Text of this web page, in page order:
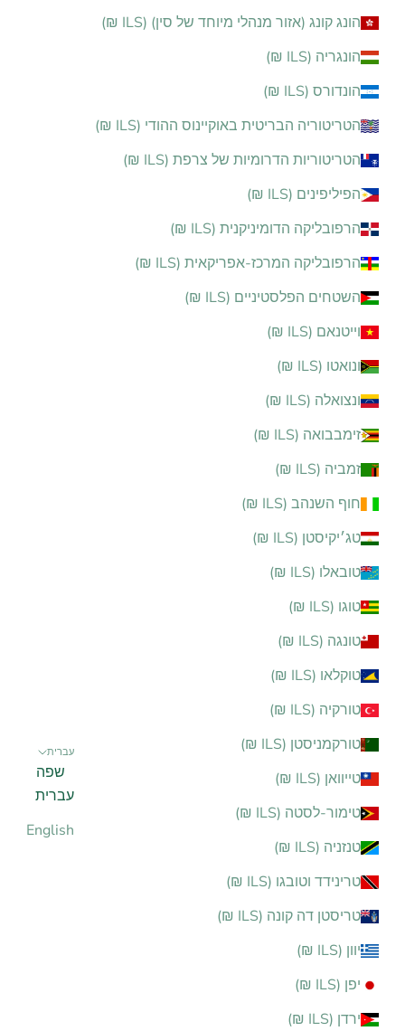
הונג קונג (אזור מנהלי מיוחד של סין) (ILS ₪)
הונגריה (ILS ₪)
הונדורס (ILS ₪)
הטריטוריה הבריטית באוקיינוס ההודי (ILS ₪)
הטריטוריות הדרומיות של צרפת (ILS ₪)
הפיליפינים (ILS ₪)
הרפובליקה הדומיניקנית (ILS ₪)
הרפובליקה המרכז-אפריקאית (ILS ₪)
השטחים הפלסטיניים (ILS ₪)
וייטנאם (ILS ₪)
ונואטו (ILS ₪)
ונצואלה (ILS ₪)
זימבבואה (ILS ₪)
זמביה (ILS ₪)
חוף השנהב (ILS ₪)
טג׳יקיסטן (ILS ₪)
טובאלו (ILS ₪)
טוגו (ILS ₪)
טונגה (ILS ₪)
טוקלאו (ILS ₪)
טורקיה (ILS ₪)
טורקמניסטן (ILS ₪)
טייוואן (ILS ₪)
טימור-לסטה (ILS ₪)
טנזניה (ILS ₪)
טרינידד וטובגו (ILS ₪)
טריסטן דה קונה (ILS ₪)
יוון (ILS ₪)
יפן (ILS ₪)
ירדן (ILS ₪)
עברית
שפה
עברית
English